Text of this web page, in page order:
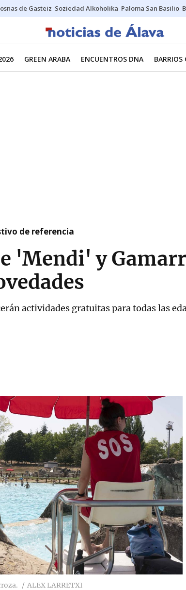
de Gasteiz Soziedad Alkoholika Paloma San Basilio
GREEN ARABA ENCUENTROS DNA BARRIOS
de referencia
'Mendi' y
actividades gratuitas para todas las
ALEX LARRETXI